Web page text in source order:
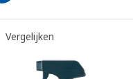
Vergelijken